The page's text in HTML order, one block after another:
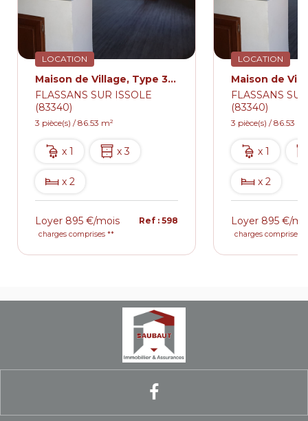
LOCATION
Maison de Village, Type 3, 86.53m² Flassans Sur Issole avec Terrasse
FLASSANS SUR ISSOLE
(83340)
3 pièce(s) / 86.53 m²
x 1 x 3
x 2
Loyer 895 €/mois
charges comprises **
Ref : 598
LOCATION
FLASSANS
(83340)
3 pièce(s) / 86.53
x 1
x 2
Loyer 895 €/
charges comprises